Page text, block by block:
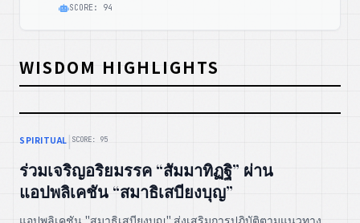
WISDOM HIGHLIGHTS
SPIRITUAL | SCORE: 95
ร่วมเจริญอริยมรรค “สัมมาทิฏฐิ” ผ่าน
แอปพลิเคชัน “สมาธิเสบียงบุญ”
SCORE: 94